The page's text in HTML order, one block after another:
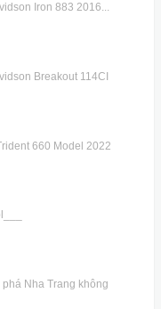
Iron 883 2016...
Breakout 114CI
660 Model 2022
Nha Trang không